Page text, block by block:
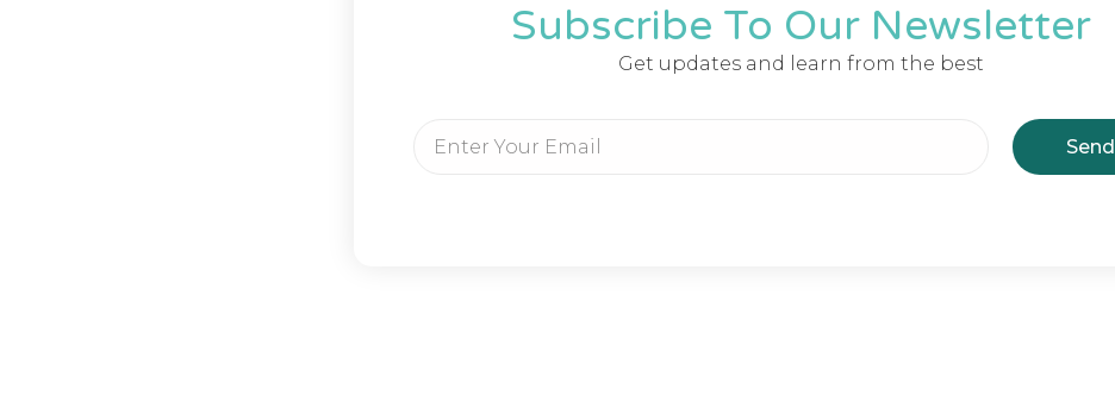
Subscribe To Our Newsletter
Get updates and learn from the best
Send